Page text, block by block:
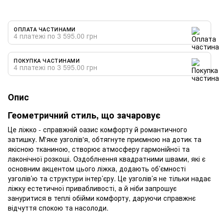
ОПЛАТА ЧАСТИНАМИ
4 платежі по 3 595.00 грн
ПОКУПКА ЧАСТИНАМИ
4 платежі по 3 595.00 грн
Опис
Геометричний стиль, що зачаровує
Це ліжко - справжній оазис комфорту й романтичного
затишку. М'яке узголів'я, обтягнуте приємною на дотик та
якісною тканиною, створює атмосферу гармонійної та
лаконічної розкоші. Оздоблнення квадратними швами, які є
основним акцентом цього ліжка, додають об’ємності
узголів’ю та структури інтер’єру. Це узголів’я не тільки надає
ліжку естетичної привабливості, а й ніби запрошує
зануритися в теплі обійми комфорту, даруючи справжнє
відчуття спокою та насолоди.